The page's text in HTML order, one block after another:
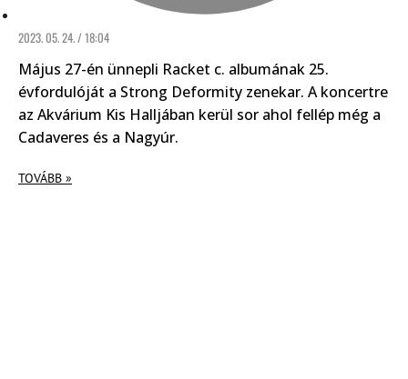
2023. 05. 24. / 18:04
Május 27-én ünnepli Racket c. albumának 25.
évfordulóját a Strong Deformity zenekar. A koncertre
az Akvárium Kis Halljában kerül sor ahol fellép még a
Cadaveres és a Nagyúr.
TOVÁBB »